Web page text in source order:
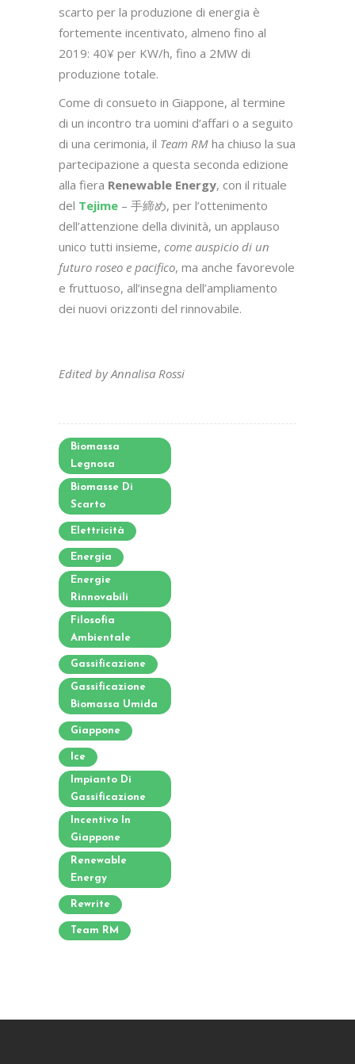
scarto per la produzione di energia è
fortemente incentivato, almeno fino al
2019: 40¥ per KW/h, fino a 2MW di
produzione totale.
Come di consueto in Giappone, al termine
di un incontro tra uomini d’affari o a seguito
di una cerimonia, il Team RM ha chiuso la sua
partecipazione a questa seconda edizione
alla fiera Renewable Energy, con il rituale
del Tejime – 手締め, per l’ottenimento
dell’attenzione della divinità, un applauso
unico tutti insieme, come auspicio di un
futuro roseo e pacifico, ma anche favorevole
e fruttuoso, all’insegna dell’ampliamento
dei nuovi orizzonti del rinnovabile.
Edited by Annalisa Rossi
Biomassa
Legnosa
Biomasse Di
Scarto
Elettricità
Energia
Energie
Rinnovabili
Filosofia
Ambientale
Gassificazione
Gassificazione
Biomassa Umida
Giappone
Ice
Impianto Di
Gassificazione
Incentivo In
Giappone
Renewable
Energy
Rewrite
Team RM